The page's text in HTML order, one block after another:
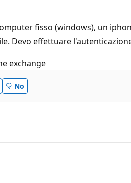
fisso (windows), un
Devo effettuare
exchange
No